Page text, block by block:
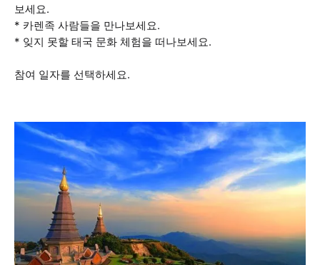
보세요.
* 카렌족 사람들을 만나보세요.
* 잊지 못할 태국 문화 체험을 떠나보세요.
참여 일자를 선택하세요.